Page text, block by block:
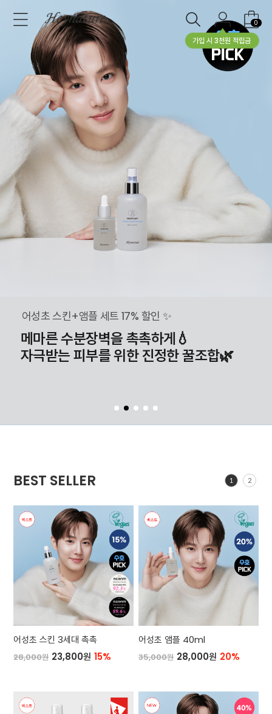
가입 시 3천원 적립금
0
어성초 스킨+앰플 세트 17% 할인 ✨
메마른 수분장벽을 촉촉하게💧
자극받는 피부를 위한 진정한 꿀조합🌿
BEST SELLER 1 2
어성초 스킨 3세대 촉촉
28,000원 23,800원 15%
어성초 앰플 40ml
35,000원 28,000원 20%